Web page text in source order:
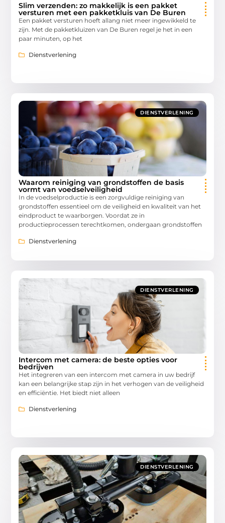
Slim verzenden: zo makkelijk is een pakket
versturen met een pakketkluis van De Buren
Een pakket versturen hoeft allang niet meer ingewikkeld te
zijn. Met de pakketkluizen van De Buren regel je het in een
paar minuten, op het
Dienstverlening
DIENSTVERLENING
Waarom reiniging van grondstoffen de basis
vormt van voedselveiligheid
In de voedselproductie is een zorgvuldige reiniging van
grondstoffen essentieel om de veiligheid en kwaliteit van het
eindproduct te waarborgen. Voordat ze in
productieprocessen terechtkomen, ondergaan grondstoffen
Dienstverlening
DIENSTVERLENING
Intercom met camera: de beste opties voor
bedrijven
Het integreren van een intercom met camera in uw bedrijf
kan een belangrijke stap zijn in het verhogen van de veiligheid
en efficiëntie. Het biedt niet alleen
Dienstverlening
DIENSTVERLENING